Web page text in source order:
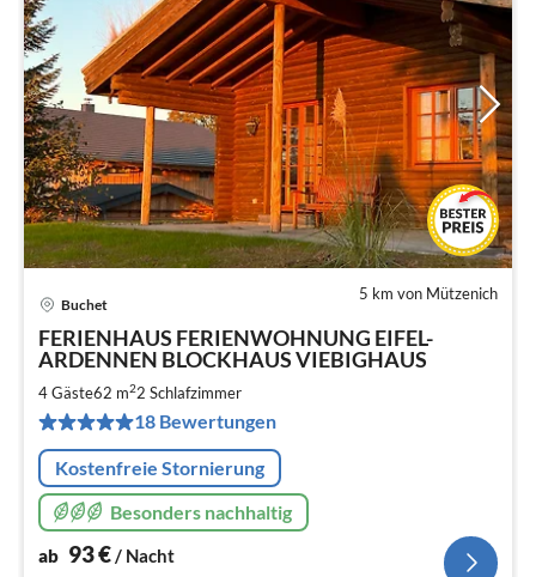
5 km von Mützenich
Buchet
FERIENHAUS FERIENWOHNUNG EIFEL-
ARDENNEN BLOCKHAUS VIEBIGHAUS
4 Gäste62 m22 Schlafzimmer
18 Bewertungen
Kostenfreie Stornierung
Besonders nachhaltig
ab 93€/ Nacht